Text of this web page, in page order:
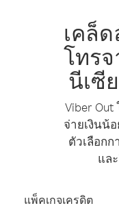
เคล็
โทร
นีเซี
Viber
จ่ายเงินน้
ตัวเลือก
แล
แพ็คเกจเครดิต